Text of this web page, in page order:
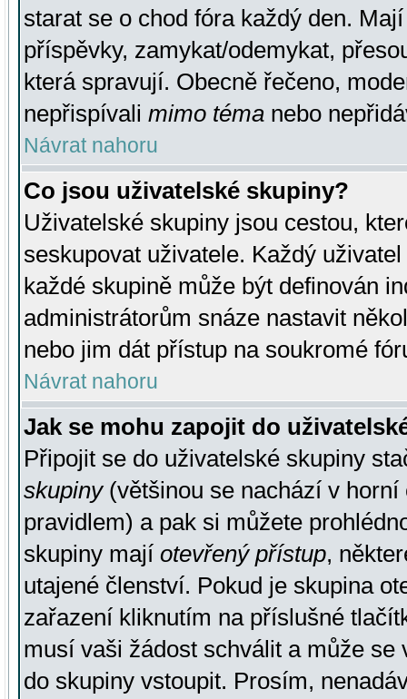
starat se o chod fóra každý den.
příspěvky, zamykat/odemykat,
která spravují. Obecně řečeno,
nepřispívali mimo téma nebo
Návrat nahoru
Co jsou uživatelské skupiny?
Uživatelské skupiny jsou cestou,
seskupovat uživatele. Každý
každé skupině může být definován
administrátorům snáze nastavit
nebo jim dát přístup na soukromé
Návrat nahoru
Jak se mohu zapojit do
Připojit se do uživatelské skupiny
skupiny(většinou se nachází v horní
pravidlem) a pak si můžete
skupiny mají otevřený přístup,
utajené členství. Pokud je skupina
zařazení kliknutím na příslušné
musí vaši žádost schválit a může se
do skupiny vstoupit. Prosím,